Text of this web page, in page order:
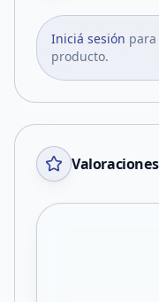
Iniciá sesión
producto.